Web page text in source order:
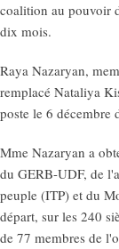
coalition au pouvoir
dix mois.
Raya Nazaryan,
remplacé Nataliya
poste le 6 décembre
Mme Nazaryan a
du GERB-UDF, de
peuple (ITP) et du
départ, sur les 240
de 77 membres de